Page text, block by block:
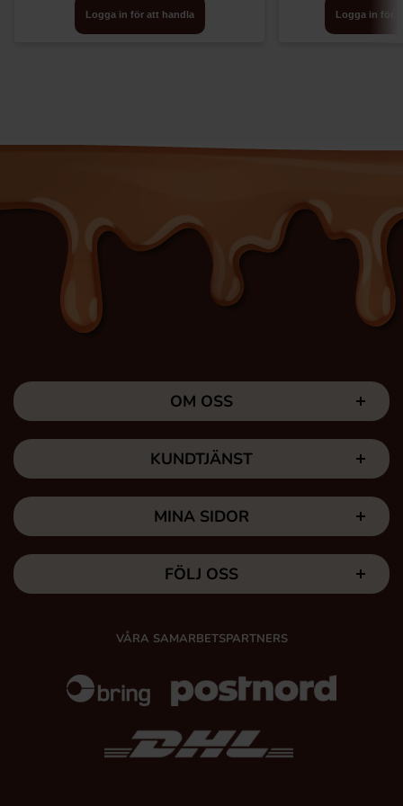
Logga in för att handla Logga in för
OM OSS
KUNDTJÄNST
MINA SIDOR
FÖLJ OSS
VÅRA SAMARBETSPARTNERS